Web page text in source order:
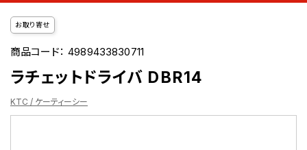
お取り寄せ
商品コード：4989433830711
ラチェットドライバ DBR14
KTC / ケーティーシー